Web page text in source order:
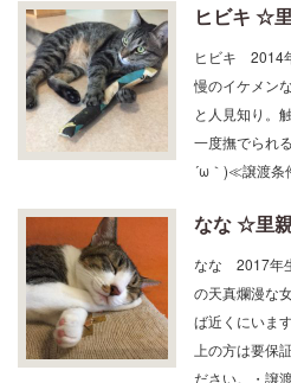
ヒビキ 2014
慢のイケメン
と人見知り。
一度撫でられ
´ω｀)≪譲渡
なな 2017年
の天真爛漫な
ば近くにいま
上の方は要保
ださい。・譲